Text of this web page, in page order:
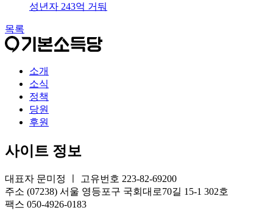
성년자 243억 거둬
목록
소개
소식
정책
당원
후원
사이트 정보
대표자 문미정 ㅣ 고유번호 223-82-69200
주소 (07238) 서울 영등포구 국회대로70길 15-1 302호
팩스 050-4926-0183